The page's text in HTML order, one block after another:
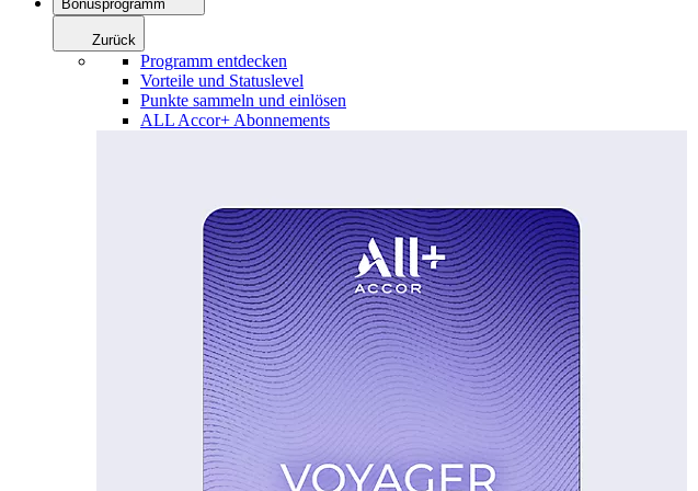
Bonusprogramm
Zurück
Programm entdecken
Vorteile und Statuslevel
Punkte sammeln und einlösen
ALL Accor+ Abonnements